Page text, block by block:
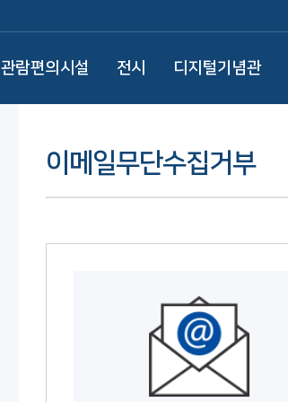
관람편의시설 전시 디지털기념관
이메일무단수집거부